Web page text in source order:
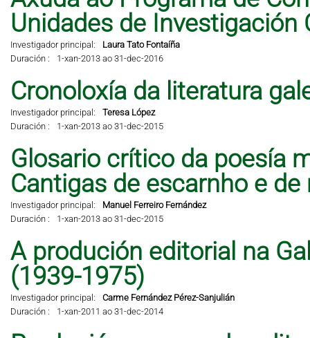
Unidades de Investigación
Investigador principal:
Laura Tato Fontaíña
Duración :
1-xan-2013 ao 31-dec-2016
Cronoloxía da literatura
Investigador principal:
Teresa López
Duración :
1-xan-2013 ao 31-dec-2015
Glosario crítico da poesía
Cantigas de escarnho e de
Investigador principal:
Manuel Ferreiro Fernández
Duración :
1-xan-2013 ao 31-dec-2015
A produción editorial na
(1939-1975)
Investigador principal:
Carme Fernández Pérez-Sanjulián
Duración :
1-xan-2011 ao 31-dec-2014